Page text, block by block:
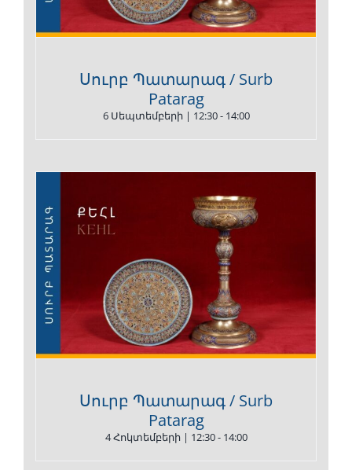
Սուրբ Պատարագ / Surb
Patarag
6 Սեպտեմբերի | 12:30- 14:00
Սուրբ Պատարագ / Surb
Patarag
4 Հոկտեմբերի | 12:30- 14:00